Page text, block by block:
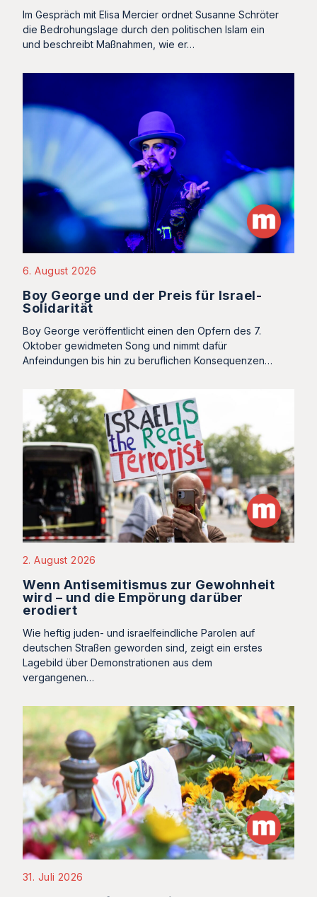
Im Gespräch mit Elisa Mercier ordnet Susanne Schröter
die Bedrohungslage durch den politischen Islam ein
und beschreibt Maßnahmen, wie er…
6. August 2026
Boy George und der Preis für Israel-
Solidarität
Boy George veröffentlicht einen den Opfern des 7.
Oktober gewidmeten Song und nimmt dafür
Anfeindungen bis hin zu beruflichen Konsequenzen…
2. August 2026
Wenn Antisemitismus zur Gewohnheit
wird – und die Empörung darüber
erodiert
Wie heftig juden- und israelfeindliche Parolen auf
deutschen Straßen geworden sind, zeigt ein erstes
Lagebild über Demonstrationen aus dem
vergangenen…
31. Juli 2026